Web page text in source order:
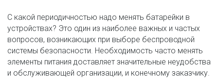
С какой периодичностью надо менять батарейки в
устройствах? Это один из наиболее важных и частых
вопросов, возникающих при выборе беспроводной
системы безопасности. Необходимость часто менять
элементы питания доставляет значительные неудобства
и обслуживающей организации, и конечному заказчику.